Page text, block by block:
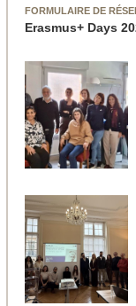
FORMULAIRE DE
Erasmus+ Days